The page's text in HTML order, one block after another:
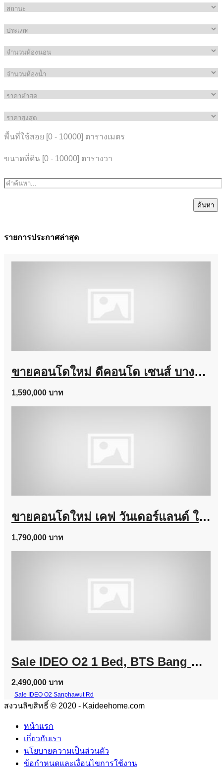
พื้นที่ใช้สอย [0 - 10000] ตารางเมตร
ขนาดที่ดิน [0 - 10000] ตารางวา
ค้นหา
รายการประกาศล่าสุด
ขายคอนโดใหม่ ดีคอนโด เซนส์ บางแสน ชลบุรี ใกล้ ม.บูรพา พร้อมอยู่ แต่งครบ โทร 0931681685
1,590,000 บาท
ขายคอนโดใหม่ เคฟ วันเดอร์แลนด์ ใกล้ ม.ธรรมศาสตร์ แต่งครบ พร้อมอยู่ เลี้ยงสัตว์ได้ โทร 0616161426
1,790,000 บาท
Sale IDEO O2 1 Bed, BTS Bang Na Line @757zwvfy
2,490,000 บาท
Sale IDEO O2 Sanphawut Rd
สงวนลิขสิทธิ์ © 2020 - Kaideehome.com
หน้าแรก
เกี่ยวกับเรา
นโยบายความเป็นส่วนตัว
ข้อกำหนดและเงื่อนไขการใช้งาน